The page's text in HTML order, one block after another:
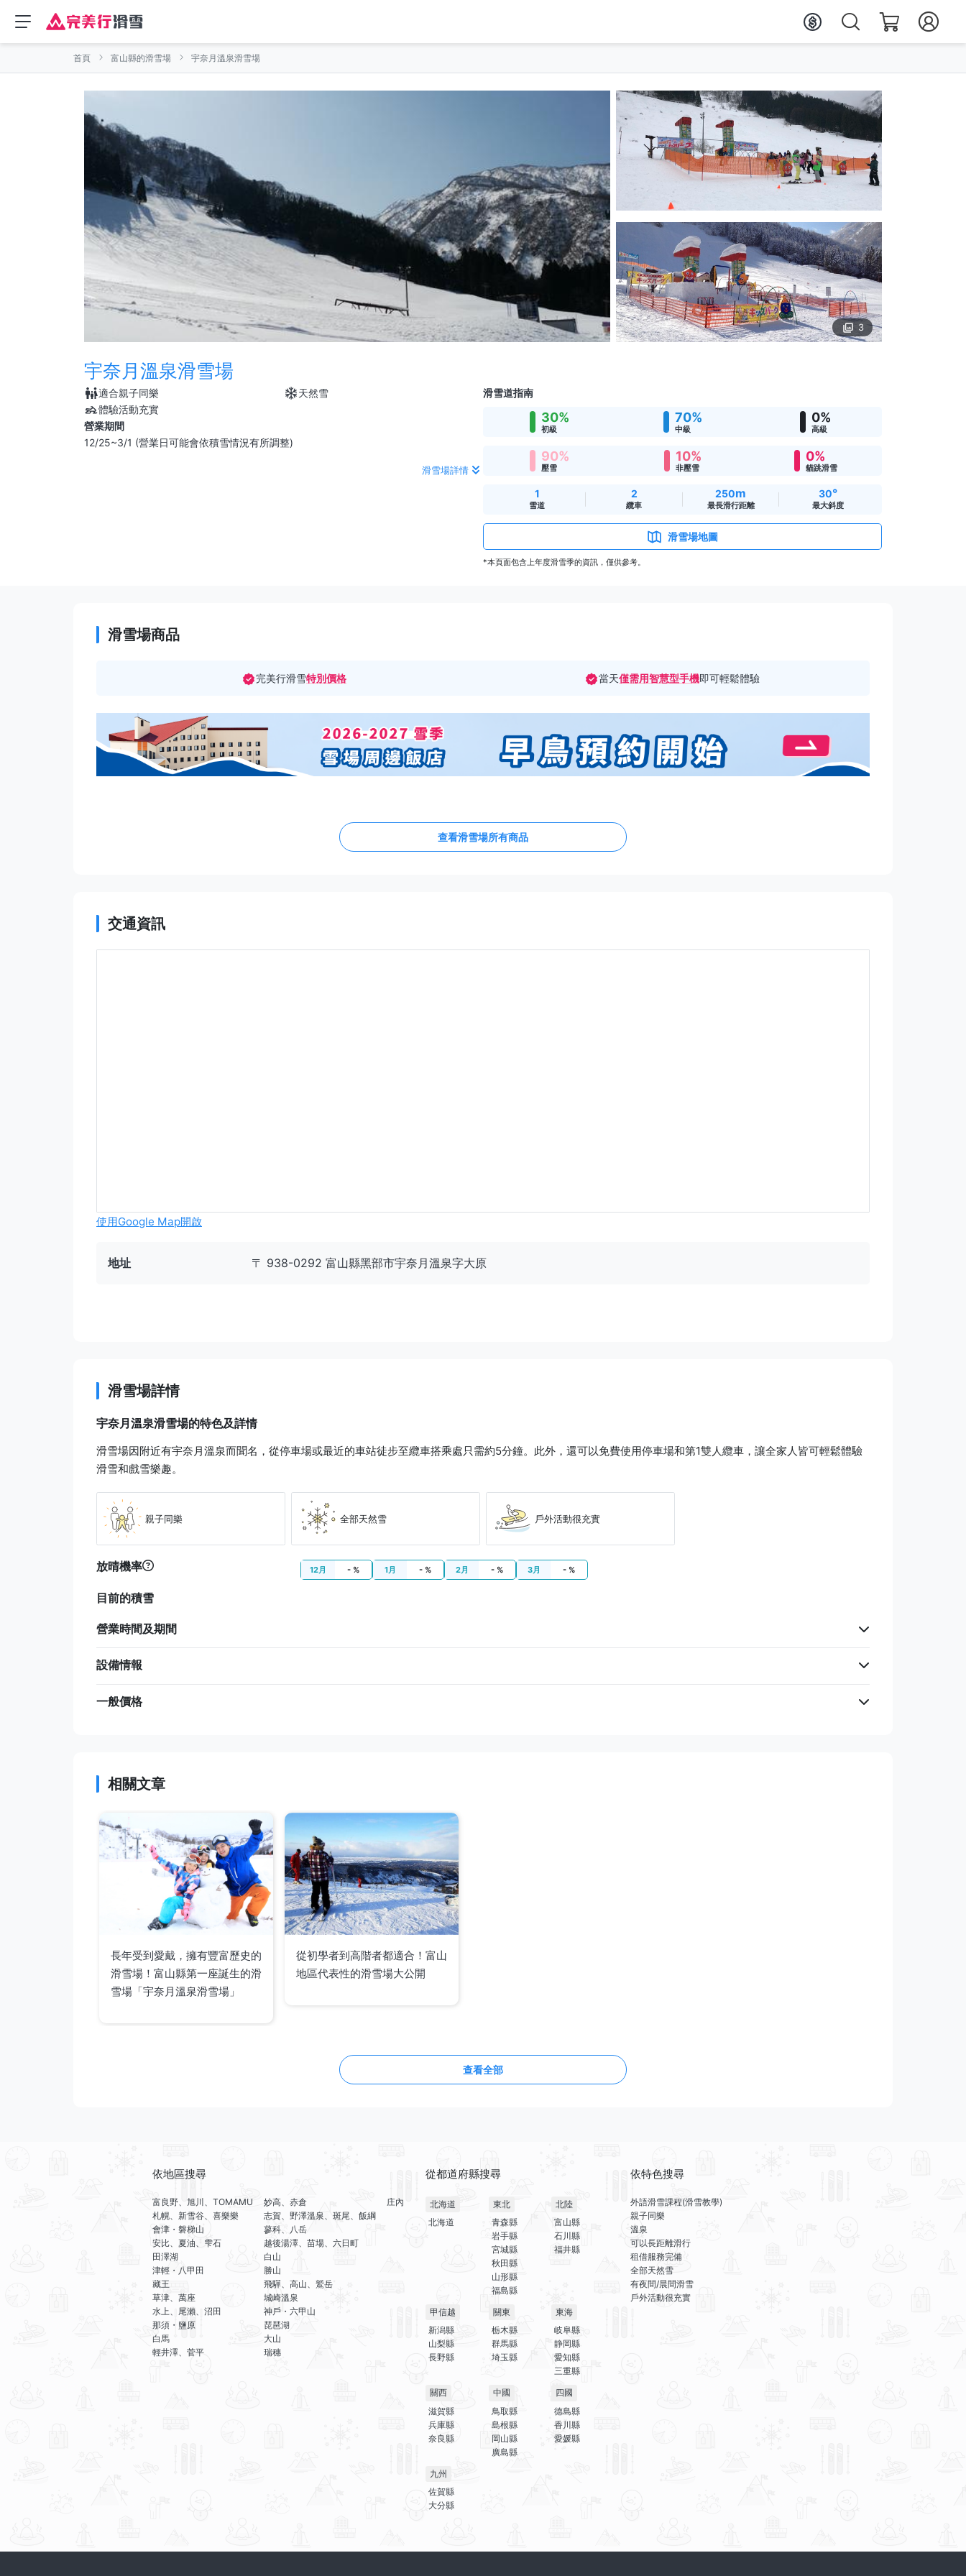
首頁 富山縣的滑雪場 宇奈月溫泉滑雪場
3
宇奈月溫泉滑雪場
適合親子同樂
天然雪
體驗活動充實
營業期間
12/25~3/1 (營業日可能會依積雪情況有所調整)
滑雪場詳情
滑雪道指南
30%
初級
70%
中級
0%
高級
90%
壓雪
10%
非壓雪
0%
貓跳滑雪
1
雪道
2
纜車
250m
最長滑行距離
30°
最大斜度
滑雪場地圖
*本頁面包含上年度滑雪季的資訊，僅供參考。
滑雪場商品
完美行滑雪特別價格 當天僅需用智慧型手機即可輕鬆體驗
查看滑雪場所有商品
交通資訊
使用Google Map開啟
地址 〒 938-0292 富山縣黑部市宇奈月溫泉字大原
滑雪場詳情
宇奈月溫泉滑雪場的特色及詳情
滑雪場因附近有宇奈月溫泉而聞名，從停車場或最近的車站徒步至纜車搭乘處只需約5分鐘。此外，還可以免費使用停車場和第1雙人纜車，讓全家人皆可輕鬆體驗
滑雪和戲雪樂趣。
親子同樂 全部天然雪 戶外活動很充實
放晴機率 12月 - % 1月 - % 2月 - % 3月 - %
目前的積雪
營業時間及期間
設備情報
一般價格
相關文章
長年受到愛戴，擁有豐富歷史的
滑雪場！富山縣第一座誕生的滑
雪場「宇奈月溫泉滑雪場」
從初學者到高階者都適合！富山
地區代表性的滑雪場大公開
查看全部
依地區搜尋
富良野、旭川、TOMAMU
札幌、新雪谷、喜樂樂
會津・磐梯山
安比、夏油、雫石
田澤湖
津輕・八甲田
藏王
草津、萬座
水上、尾瀨、沼田
那須・鹽原
白馬
輕井澤、菅平
妙高、赤倉
志賀、野澤溫泉、斑尾、飯綱
蓼科、八岳
越後湯澤、苗場、六日町
白山
勝山
飛驒、高山、鷲岳
城崎溫泉
神戶・六甲山
琵琶湖
大山
瑞穗
庄內
從都道府縣搜尋
北海道
北海道
東北
青森縣
岩手縣
宮城縣
秋田縣
山形縣
福島縣
北陸
富山縣
石川縣
福井縣
甲信越
新潟縣
山梨縣
長野縣
關東
栃木縣
群馬縣
埼玉縣
東海
岐阜縣
静岡縣
愛知縣
三重縣
關西
滋賀縣
兵庫縣
奈良縣
中國
鳥取縣
島根縣
岡山縣
廣島縣
四國
德島縣
香川縣
愛媛縣
九州
佐賀縣
大分縣
依特色搜尋
外語滑雪課程(滑雪教學)
親子同樂
溫泉
可以長距離滑行
租借服務完備
全部天然雪
有夜間/晨間滑雪
戶外活動很充實